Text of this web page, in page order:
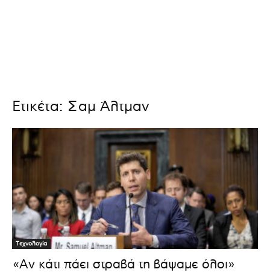
Ετικέτα: Σαμ Άλτμαν
Τεχνολογία
«Αν κάτι πάει στραβά τη βάψαμε όλοι»